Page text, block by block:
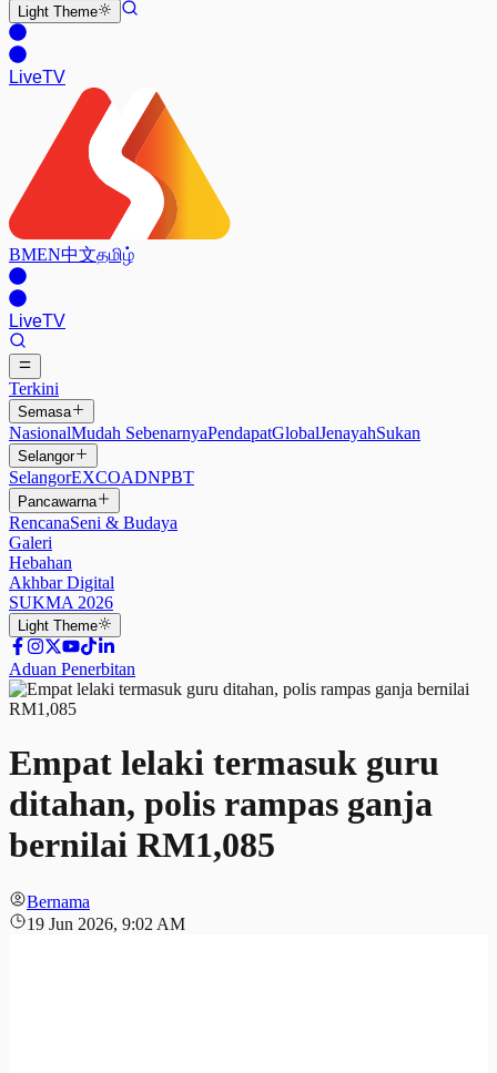
Light Theme
LiveTV
BMEN中文தமிழ்
LiveTV
Terkini
Semasa
NasionalMudah SebenarnyaPendapatGlobalJenayahSukan
Selangor
SelangorEXCOADNPBT
Pancawarna
RencanaSeni & Budaya
Galeri
Hebahan
Akhbar Digital
SUKMA 2026
Light Theme
Aduan Penerbitan
Empat lelaki termasuk guru
ditahan, polis rampas ganja
bernilai RM1,085
Bernama
19 Jun 2026, 9:02 AM